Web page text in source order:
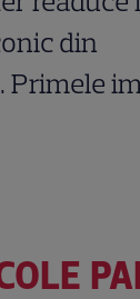
din
Primele